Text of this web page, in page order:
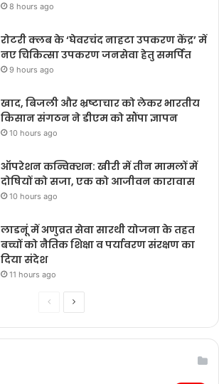
8 hours ago
रोटरी क्लब के ‘घेवरचंद नाहटा उपकरण केंद्र’ में
नए चिकित्सा उपकरण जनसेवा हेतु समर्पित
9 hours ago
खाद, बिजली और भ्रष्टाचार को लेकर भारतीय
किसान संगठन ने डीएम को सौंपा ज्ञापन
10 hours ago
ऑपरेशन कन्विक्शन: खीरी में तीन मामलों में
दोषियों को सजा, एक को आजीवन कारावास
10 hours ago
लाडनूं में अणुव्रत सेवा सारथी योजना के तहत
बच्चों को नैतिक शिक्षा व पर्यावरण संरक्षण का
दिया संदेश
11 hours ago
PreviousNext